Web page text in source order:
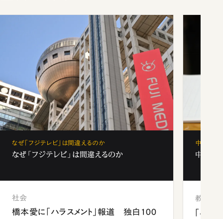
なぜ「フジテレビ」は間違えるのか
なぜ「フジテレビ」は間違えるのか
社会
橋本愛に「ハラスメント」報道 独白100
中学受験
中学受
教育
「早